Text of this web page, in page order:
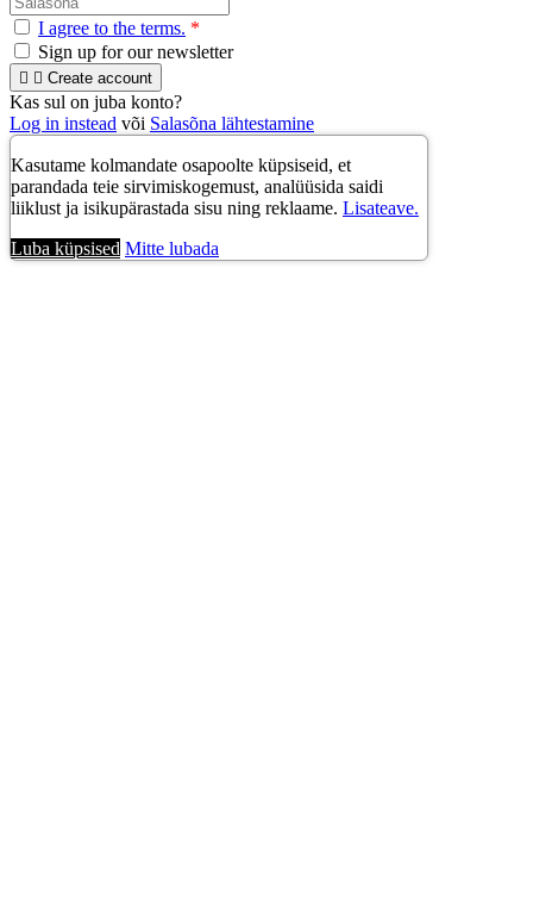
I agree to the terms. *
Sign up for our newsletter
  Create account
Kas sul on juba konto?
Log in instead või Salasõna lähtestamine
Kasutame kolmandate osapoolte küpsiseid, et
parandada teie sirvimiskogemust, analüüsida saidi
liiklust ja isikupärastada sisu ning reklaame. Lisateave.
Luba küpsised Mitte lubada